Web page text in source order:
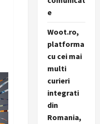
e
Woot.ro,
platforma
cu cei mai
multi
curieri
integrati
din
Romania,